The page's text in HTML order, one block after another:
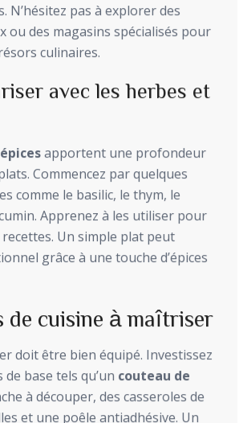
N’hésitez pas à explorer des
ou des magasins spécialisés pour
culinaires.
avec les herbes et
épicesapportent une profondeur
Commencez par quelques
comme le basilic, le thym, le
Apprenez à les utiliser pour
Un simple plat peut
grâce à une touche d’épices
de cuisine à maîtriser
doit être bien équipé. Investissez
base tels qu’un couteau de
à découper, des casseroles de
et une poêle antiadhésive. Un